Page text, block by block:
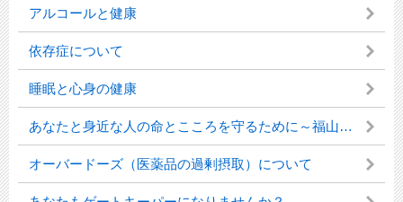
アルコールと健康
依存症について
睡眠と心身の健康
あなたと身近な人の命とこころを守るために～福山市の自殺対策～
オーバードーズ（医薬品の過剰摂取）について